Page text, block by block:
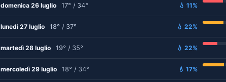
domenica 26 luglio 17° / 34° 💧 11%
lunedì 27 luglio 18° / 37° 💧 22%
martedì 28 luglio 19° / 35° 💧 22%
mercoledì 29 luglio 18° / 34° 💧 17%